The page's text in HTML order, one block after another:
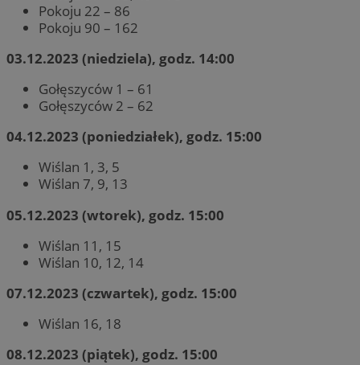
Pokoju 22 – 86
Pokoju 90 – 162
03.12.2023 (niedziela), godz. 14:00
Gołęszyców 1 – 61
Gołęszyców 2 – 62
04.12.2023 (poniedziałek), godz. 15:00
Wiślan 1, 3, 5
Wiślan 7, 9, 13
05.12.2023 (wtorek), godz. 15:00
Wiślan 11, 15
Wiślan 10, 12, 14
07.12.2023 (czwartek), godz. 15:00
Wiślan 16, 18
08.12.2023 (piątek), godz. 15:00